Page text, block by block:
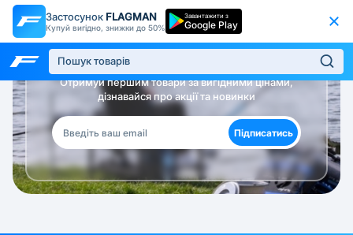
Застосунок FLAGMAN
Купуй вигідно, знижки до 50%
Завантажити з
Google Play
Будь в курсі!
Отримуй першим товари за вигідними цінами,
дізнавайся про акції та новинки
Підписатись